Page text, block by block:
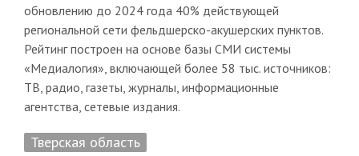
обновлению до 2024 года 40% действующей
региональной сети фельдшерско-акушерских пунктов.
Рейтинг построен на основе базы СМИ системы
«Медиалогия», включающей более 58 тыс. источников:
ТВ, радио, газеты, журналы, информационные
агентства, сетевые издания.
Тверская область